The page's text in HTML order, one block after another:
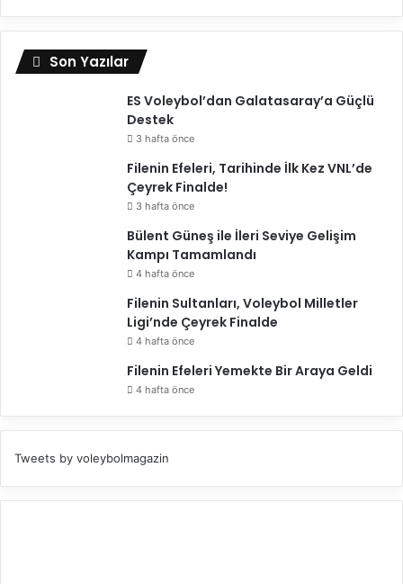
”
Son Yazılar
ES Voleybol’dan Galatasaray’a Güçlü
Destek
3 hafta önce
Filenin Efeleri, Tarihinde İlk Kez VNL’de
Çeyrek Finalde!
3 hafta önce
Bülent Güneş ile İleri Seviye Gelişim
Kampı Tamamlandı
4 hafta önce
Filenin Sultanları, Voleybol Milletler
Ligi’nde Çeyrek Finalde
4 hafta önce
Filenin Efeleri Yemekte Bir Araya Geldi
4 hafta önce
Tweets by voleybolmagazin